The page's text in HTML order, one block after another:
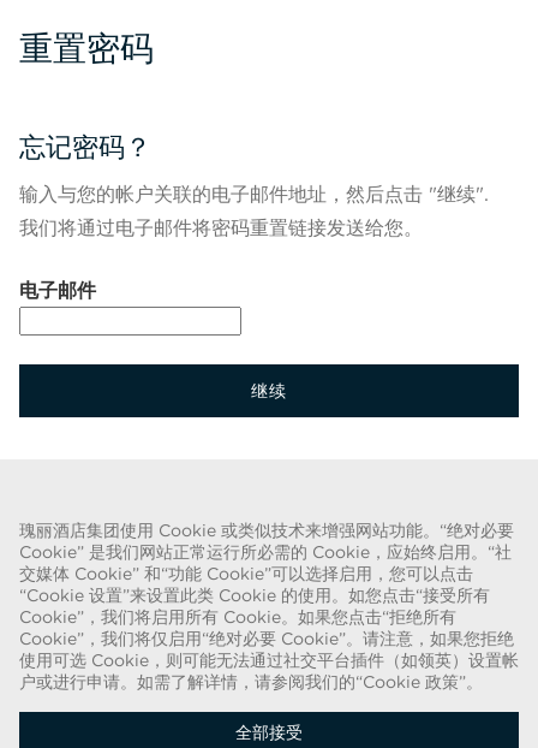
瑰丽酒店集团使用 Cookie 或类似技术来增强网站功能。“绝对必要
Cookie” 是我们网站正常运行所必需的 Cookie，应始终启用。“社
交媒体 Cookie” 和“功能 Cookie”可以选择启用，您可以点击
“Cookie 设置”来设置此类 Cookie 的使用。如您点击“接受所有
Cookie”，我们将启用所有 Cookie。如果您点击“拒绝所有
Cookie”，我们将仅启用“绝对必要 Cookie”。请注意，如果您拒绝
使用可选 Cookie，则可能无法通过社交平台插件（如领英）设置帐
户或进行申请。如需了解详情，请参阅我们的“Cookie 政策”。
全部接受
重置密码
忘记密码？
输入与您的帐户关联的电子邮件地址，然后点击 "继续".
我们将通过电子邮件将密码重置链接发送给您。
通过电子邮件重置密码
电子邮件
继续
关于欺诈的警告
我们已得知近期出现一种欺诈手段，有人假扮成招聘人员，谎称可提供瑰丽酒
店集团的聘用合同。这些人使用名称中带有“瑰丽”字样的网络电子邮件帐户实
施此类招揽行动。被欺诈的目标被要求提供个人身份证明的复印件并汇款，以
完成聘用流程。这些招聘属于欺诈行为。瑰丽酒店集团不会要求求职者提供任
何形式的付款。